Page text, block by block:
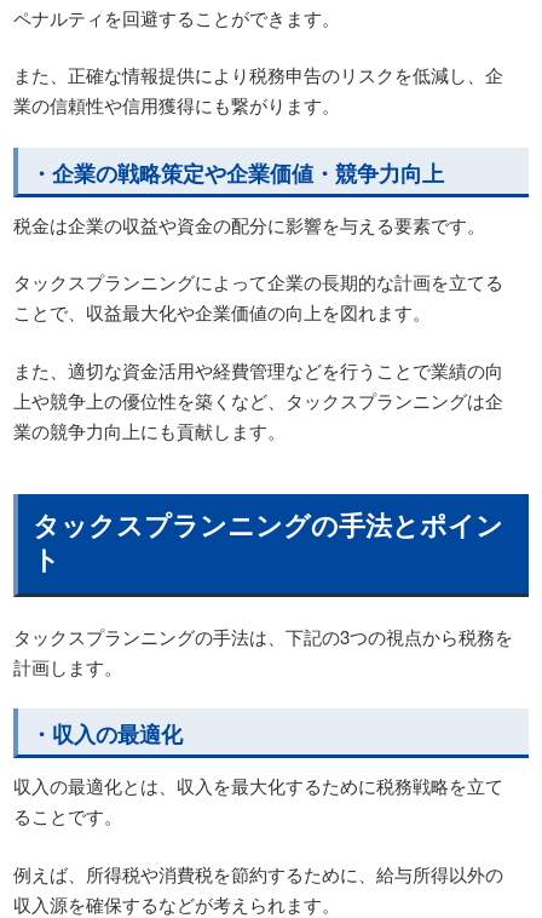
ペナルティを回避することができます。
また、正確な情報提供により税務申告のリスクを低減し、企
業の信頼性や信用獲得にも繋がります。
・企業の戦略策定や企業価値・競争力向上
税金は企業の収益や資金の配分に影響を与える要素です。
タックスプランニングによって企業の長期的な計画を立てる
ことで、収益最大化や企業価値の向上を図れます。
また、適切な資金活用や経費管理などを行うことで業績の向
上や競争上の優位性を築くなど、タックスプランニングは企
業の競争力向上にも貢献します。
タックスプランニングの手法とポイン
ト
タックスプランニングの手法は、下記の3つの視点から税務を
計画します。
・収入の最適化
収入の最適化とは、収入を最大化するために税務戦略を立て
ることです。
例えば、所得税や消費税を節約するために、給与所得以外の
収入源を確保するなどが考えられます。